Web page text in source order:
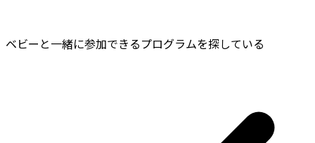
ベビーと一緒に参加できるプログラムを探している